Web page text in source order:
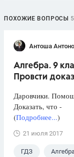
ПОХОЖИЕ ВОПРОСЫ 5
Антоша
Алгебра. 9
Провсти
Даровчики.
Доказать, что -
(Подробнее...)
21 июля 2017
ГДЗ